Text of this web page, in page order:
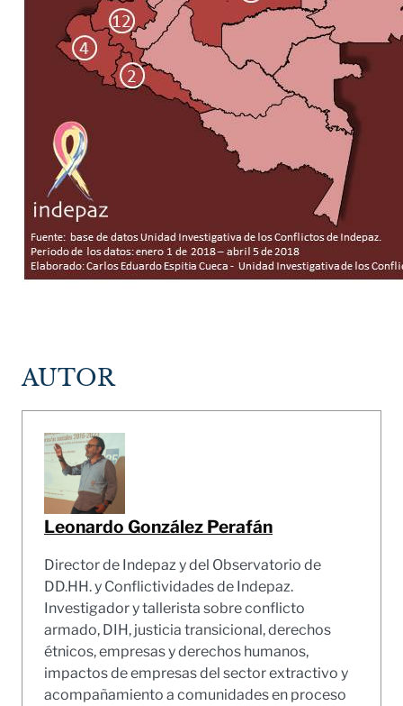
AUTOR
Leonardo González Perafán
Director de Indepaz y del Observatorio de
DD.HH. y Conflictividades de Indepaz.
Investigador y tallerista sobre conflicto
armado, DIH, justicia transicional, derechos
étnicos, empresas y derechos humanos,
impactos de empresas del sector extractivo y
acompañamiento a comunidades en proceso